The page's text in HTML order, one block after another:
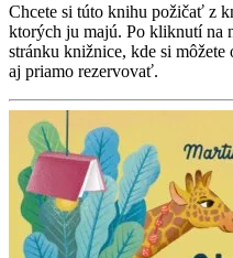
Chcete si túto knihu požičať z
ktorých ju majú. Po kliknutí na
stránku knižnice, kde si
aj priamo rezervovať.